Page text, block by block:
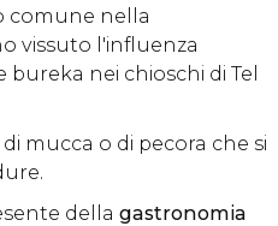
comune nella
vissuto l'influenza
nei chioschi di Tel
mucca o di pecora che si
della gastronomia